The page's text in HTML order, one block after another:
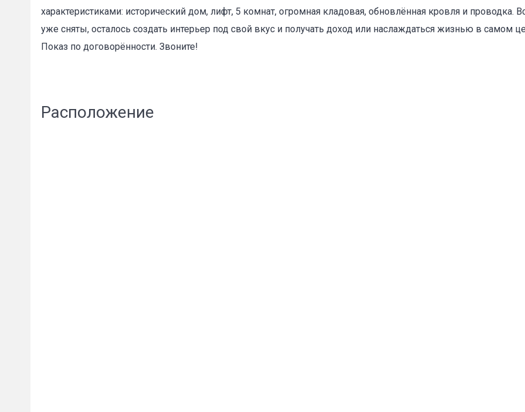
характеристиками: исторический дом, лифт, 5 комнат, огромная кладовая, обновлённая кровля и проводка.
уже сняты, осталось создать интерьер под свой вкус и получать доход или наслаждаться жизнью в самом
Показ по договорённости. Звоните!
Расположение
Объект не продается (не сдается)